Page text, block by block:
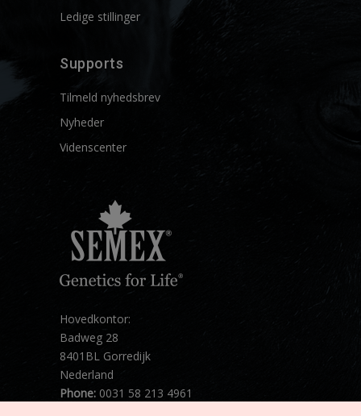
Ledige stillinger
Supports
Tilmeld nyhedsbrev
Nyheder
Videnscenter
Hovedkontor:
Badweg 28
8401BL Gorredijk
Nederland
Phone: 0031 58 213 4961